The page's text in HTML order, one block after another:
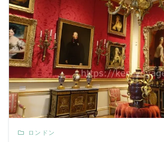
READ MORE
ロンドン